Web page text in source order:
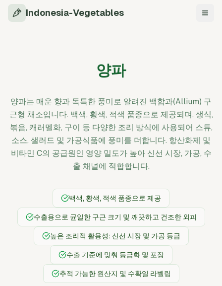
Indonesia-Vegetables 탐색
양파
양파는 매운 향과 독특한 풍미로 알려진 백합과(Allium) 구
근형 채소입니다. 백색, 황색, 적색 품종으로 제공되며, 생식,
볶음, 캐러멜화, 구이 등 다양한 조리 방식에 사용되어 스튜,
소스, 샐러드 및 가공식품에 풍미를 더합니다. 항산화제 및
비타민 C의 공급원인 영양 밀도가 높아 신선 시장, 가공, 수
출 채널에 적합합니다.
백색, 황색, 적색 품종으로 제공
수출용으로 균일한 구근 크기 및 깨끗하고 건조한 외피
높은 조리적 활용성: 신선 시장 및 가공 등급
수출 기준에 맞춰 등급화 및 포장
추적 가능한 원산지 및 수확일 라벨링